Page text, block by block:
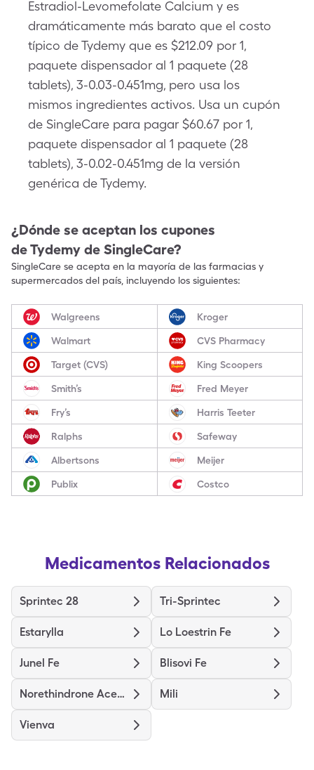
Estradiol-Levomefolate Calcium y es
dramáticamente más barato que el costo
típico de Tydemy que es $212.09 por 1,
paquete dispensador al 1 paquete (28
tablets), 3-0.03-0.451mg, pero usa los
mismos ingredientes activos. Usa un cupón
de SingleCare para pagar $60.67 por 1,
paquete dispensador al 1 paquete (28
tablets), 3-0.02-0.451mg de la versión
genérica de Tydemy.
¿Dónde se aceptan los cupones
deTydemy de SingleCare?
SingleCare se acepta en la mayoría de las farmacias y
supermercados del país, incluyendo los siguientes:
Walgreens Kroger
Walmart CVS Pharmacy
Target (CVS) King Scoopers
Smith’s Fred Meyer
Fry’s Harris Teeter
Ralphs Safeway
Albertsons Meijer
Publix Costco
Medicamentos Relacionados
Sprintec 28 Tri-Sprintec
Estarylla Lo Loestrin Fe
Junel Fe Blisovi Fe
Norethindrone Acet-Ethinyl Est Mili
Vienva